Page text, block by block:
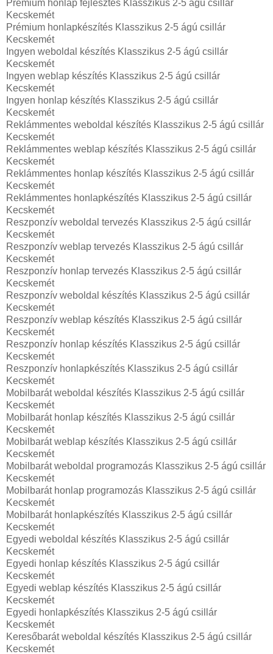
Prémium honlap fejlesztés‎ Klasszikus 2-5 ágú csillár
Kecskemét
Prémium honlapkészítés‎ Klasszikus 2-5 ágú csillár
Kecskemét
Ingyen weboldal készítés Klasszikus 2-5 ágú csillár
Kecskemét
Ingyen weblap készítés Klasszikus 2-5 ágú csillár
Kecskemét
Ingyen honlap készítés Klasszikus 2-5 ágú csillár
Kecskemét
Reklámmentes weboldal készítés Klasszikus 2-5 ágú csillár
Kecskemét
Reklámmentes weblap készítés Klasszikus 2-5 ágú csillár
Kecskemét
Reklámmentes honlap készítés Klasszikus 2-5 ágú csillár
Kecskemét
Reklámmentes honlapkészítés Klasszikus 2-5 ágú csillár
Kecskemét
Reszponzív weboldal tervezés Klasszikus 2-5 ágú csillár
Kecskemét
Reszponzív weblap tervezés Klasszikus 2-5 ágú csillár
Kecskemét
Reszponzív honlap tervezés Klasszikus 2-5 ágú csillár
Kecskemét
Reszponzív weboldal készítés Klasszikus 2-5 ágú csillár
Kecskemét
Reszponzív weblap készítés Klasszikus 2-5 ágú csillár
Kecskemét
Reszponzív honlap készítés Klasszikus 2-5 ágú csillár
Kecskemét
Reszponzív honlapkészítés Klasszikus 2-5 ágú csillár
Kecskemét
Mobilbarát weboldal készítés Klasszikus 2-5 ágú csillár
Kecskemét
Mobilbarát honlap készítés Klasszikus 2-5 ágú csillár
Kecskemét
Mobilbarát weblap készítés Klasszikus 2-5 ágú csillár
Kecskemét
Mobilbarát weboldal programozás Klasszikus 2-5 ágú csillár
Kecskemét
Mobilbarát honlap programozás Klasszikus 2-5 ágú csillár
Kecskemét
Mobilbarát honlapkészítés Klasszikus 2-5 ágú csillár
Kecskemét
Egyedi weboldal készítés Klasszikus 2-5 ágú csillár
Kecskemét
Egyedi honlap készítés Klasszikus 2-5 ágú csillár
Kecskemét
Egyedi weblap készítés Klasszikus 2-5 ágú csillár
Kecskemét
Egyedi honlapkészítés Klasszikus 2-5 ágú csillár
Kecskemét
Keresőbarát weboldal készítés Klasszikus 2-5 ágú csillár
Kecskemét